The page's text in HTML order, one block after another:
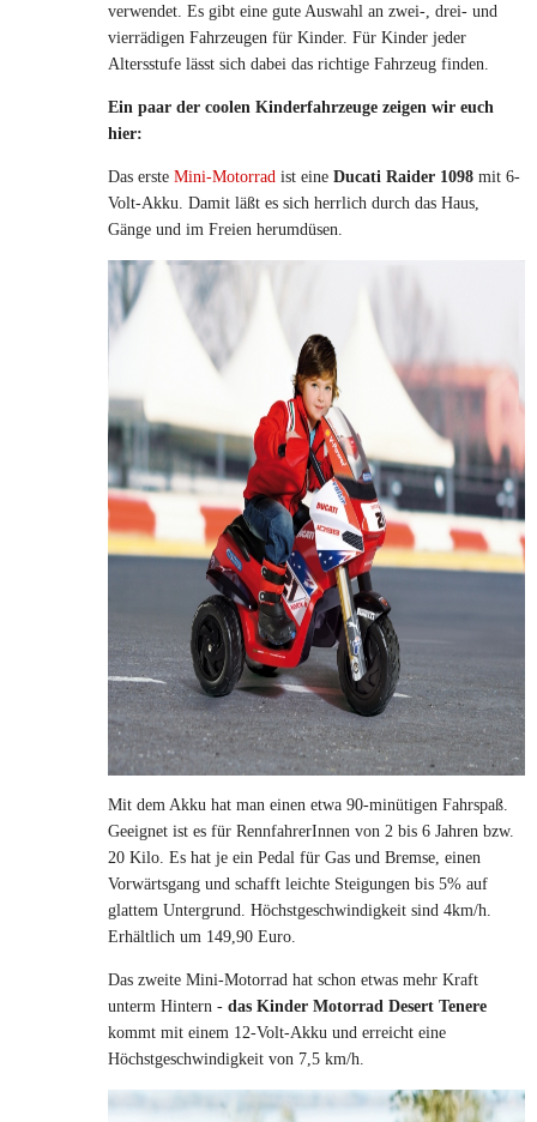
verwendet. Es gibt eine gute Auswahl an zwei-, drei- und
vierrädigen Fahrzeugen für Kinder. Für Kinder jeder
Altersstufe lässt sich dabei das richtige Fahrzeug finden.
Ein paar der coolen Kinderfahrzeuge zeigen wir euch
hier:
Das erste Mini-Motorrad ist eine Ducati Raider 1098 mit 6-
Volt-Akku. Damit läßt es sich herrlich durch das Haus,
Gänge und im Freien herumdüsen.
Mit dem Akku hat man einen etwa 90-minütigen Fahrspaß.
Geeignet ist es für RennfahrerInnen von 2 bis 6 Jahren bzw.
20 Kilo. Es hat je ein Pedal für Gas und Bremse, einen
Vorwärtsgang und schafft leichte Steigungen bis 5% auf
glattem Untergrund. Höchstgeschwindigkeit sind 4km/h.
Erhältlich um 149,90 Euro.
Das zweite Mini-Motorrad hat schon etwas mehr Kraft
unterm Hintern - das Kinder Motorrad Desert Tenere
kommt mit einem 12-Volt-Akku und erreicht eine
Höchstgeschwindigkeit von 7,5 km/h.